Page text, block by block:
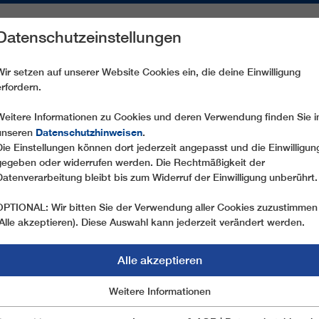
ERSATZTEILE SERVICE
UND NACHHALTIGE INNOVATION VON LEITNER
05.10.2022
ECODRIVE -
NACHHALTIGE
Die aktuelle Energiekrise und die damit
Lebensbereichen den Druck auf zusätzliche
Zeit mit zwei umweltfreundlichen
Seilbahnbranche bei. So können mit dem
setzen auf unserer Website Cookies ein, die deine Einwilligung
Informationen zu Cookies und deren Verwendung finden Sie
Datenschutzhinweisen.
Einstellungen können dort jederzeit angepasst und die
oder widerrufen werden. Die Rechtmäßigkeit der
bleibt bis zum Widerruf der Einwilligung unberührt.
Wir bitten Sie der Verwendung aller Cookies zuzustimmen
akzeptieren). Diese Auswahl kann jederzeit verändert werden.
Alle akzeptieren
Marketing
Weitere Informationen